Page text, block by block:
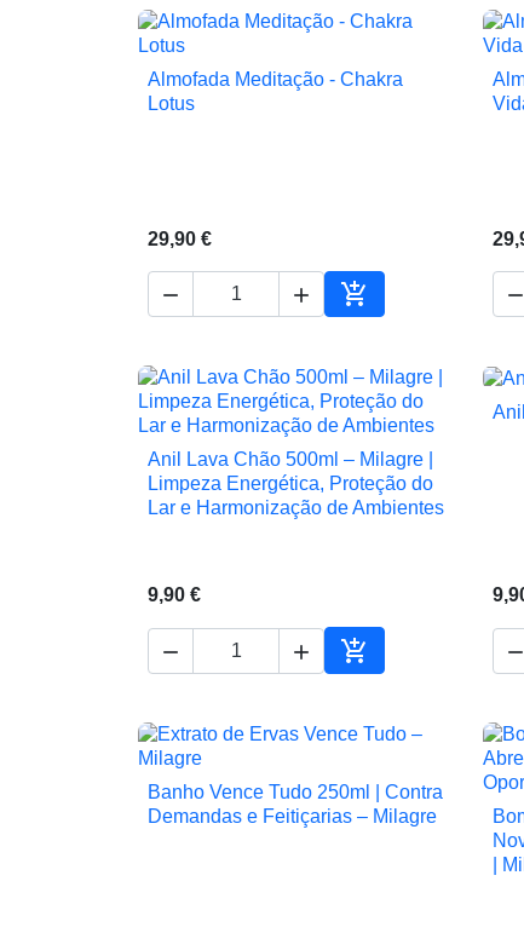
 Vista rápida
Almofada Meditação - Chakra
Lotus
29,90 €
  
Adicionar ao

 Vista rápida
Anil Lava Chão 500ml – Milagre |
Limpeza Energética, Proteção do
Lar e Harmonização de Ambientes
9,90 €
  
Adicionar ao

 Vista rápida
Banho Vence Tudo 250ml | Contra
Demandas e Feitiçarias – Milagre
|